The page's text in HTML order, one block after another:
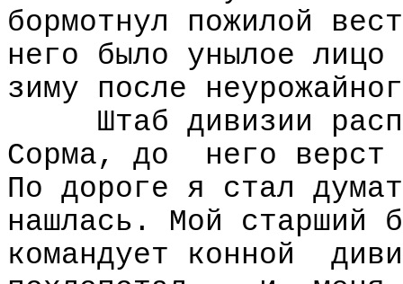
бормотнул пожилой
него было унылое лицо
зиму после
Штаб дивизии
Сорма, до
него верст
По дороге я стал
нашлась. Мой старший
командует конной